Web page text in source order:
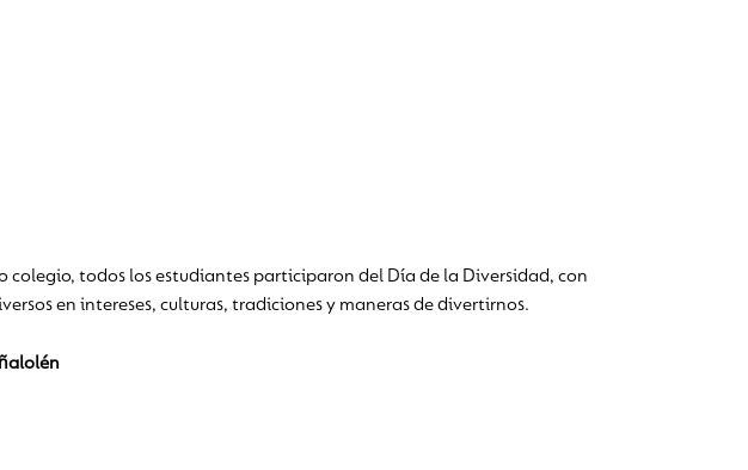
todos los estudiantes participaron del Día de la Diversidad, con
en intereses, culturas, tradiciones y maneras de divertirnos.